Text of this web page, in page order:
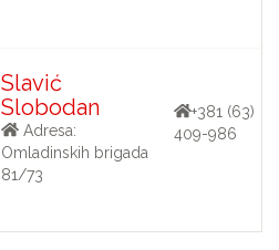
Slavić
Slobodan
Adresa:
Omladinskih brigada
81/73
+381 (63)
409-986